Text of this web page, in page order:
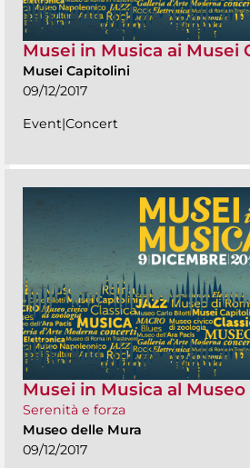
Musei in Musica ai Musei
Musei Capitolini
09/12/2017
Event|Concert
Musei in Musica al
Serenità e forza
Museo delle Mura
09/12/2017